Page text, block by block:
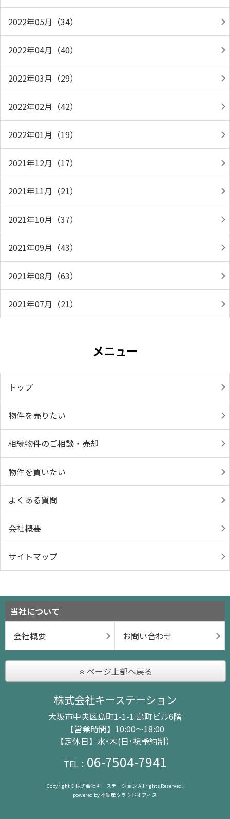
2022年05月（34）
2022年04月（40）
2022年03月（29）
2022年02月（42）
2022年01月（19）
2021年12月（17）
2021年11月（21）
2021年10月（37）
2021年09月（43）
2021年08月（63）
2021年07月（21）
メニュー
トップ
物件を売りたい
相続物件のご相談・売却
物件を買いたい
よくある質問
会社概要
サイトマップ
当社について
会社概要
お問い合わせ
ページ上部へ戻る
株式会社キーステーション
大阪市中央区島町1-1-1 島町ビル6階
【営業時間】10:00～18:00
【定休日】水･木(日･祝予約制）
TEL： 06-7504-7941
Copyright © 株式会社キーステーション All rights Reserved.
powered by 不動産クラウドオフィス